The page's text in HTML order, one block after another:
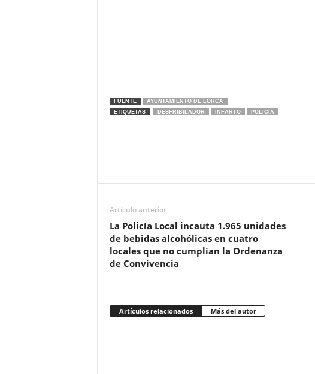
FUENTE
AYUNTAMIENTO DE LORCA
ETIQUETAS
DESFRIBILADOR INFARTO POLICIA
Artículo anterior
La Policía Local incauta 1.965 unidades
de bebidas alcohólicas en cuatro
locales que no cumplían la Ordenanza
de Convivencia
Artículos relacionados Más del autor